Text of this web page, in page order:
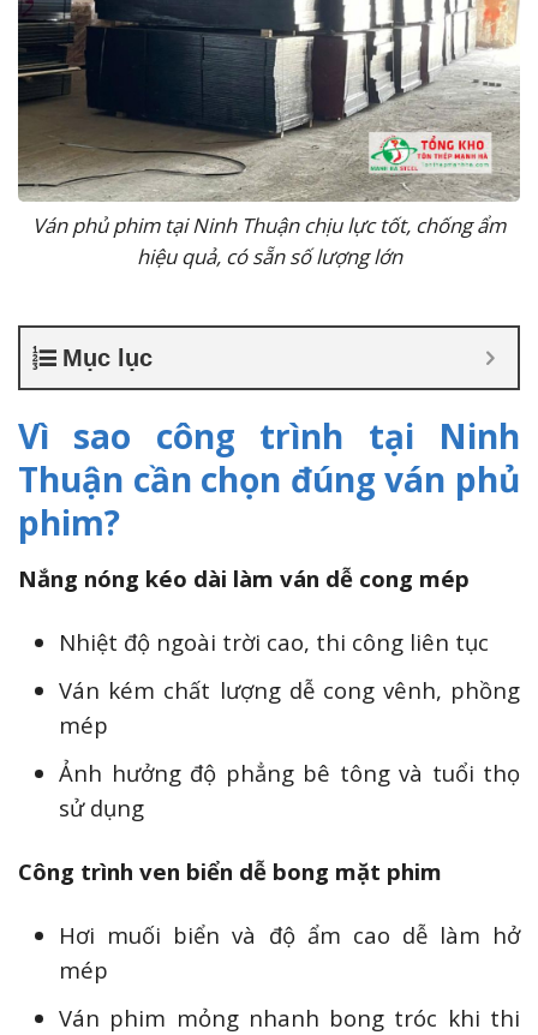
Ván phủ phim tại Ninh Thuận chịu lực tốt, chống ẩm
hiệu quả, có sẵn số lượng lớn
Mục lục
Vì sao công trình tại Ninh
Thuận cần chọn đúng ván phủ
phim?
Nắng nóng kéo dài làm ván dễ cong mép
Nhiệt độ ngoài trời cao, thi công liên tục
Ván kém chất lượng dễ cong vênh, phồng
mép
Ảnh hưởng độ phẳng bê tông và tuổi thọ
sử dụng
Công trình ven biển dễ bong mặt phim
Hơi muối biển và độ ẩm cao dễ làm hở
mép
Ván phim mỏng nhanh bong tróc khi thi